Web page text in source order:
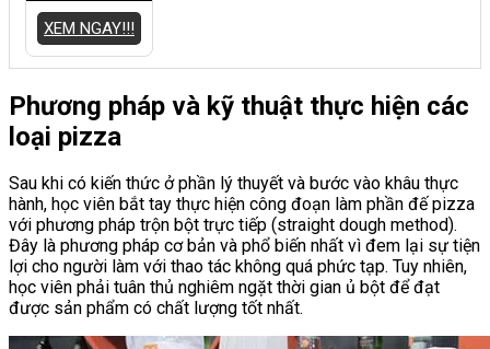
XEM NGAY!!!
Phương pháp và kỹ thuật thực hiện các
loại pizza
Sau khi có kiến thức ở phần lý thuyết và bước vào khâu thực
hành, học viên bắt tay thực hiện công đoạn làm phần đế pizza
với phương pháp trộn bột trực tiếp (straight dough method).
Đây là phương pháp cơ bản và phổ biến nhất vì đem lại sự tiện
lợi cho người làm với thao tác không quá phức tạp. Tuy nhiên,
học viên phải tuân thủ nghiêm ngặt thời gian ủ bột để đạt
được sản phẩm có chất lượng tốt nhất.